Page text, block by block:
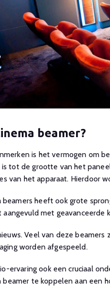
beamer?
is het vermogen om
tot de grootte van het
van het apparaat. Hierdoor
beamers heeft ook grote
met
Veel van deze
worden afgespeeld.
ervaring ook een cruciaal
beamer te koppelen aan